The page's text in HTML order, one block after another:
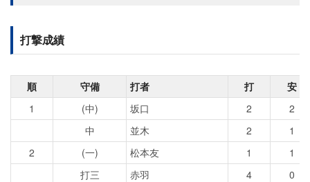
打撃成績
順 守備 打者 打
安
1
(中) 坂口 2
2
中
並木 2
1
2
(一) 松本友 1
1
打三
赤羽 4
0